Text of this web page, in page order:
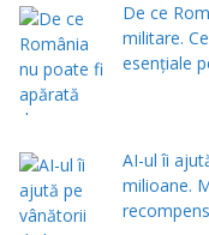
De ce
militare.
esențiale
AI-ul îi
milioane.